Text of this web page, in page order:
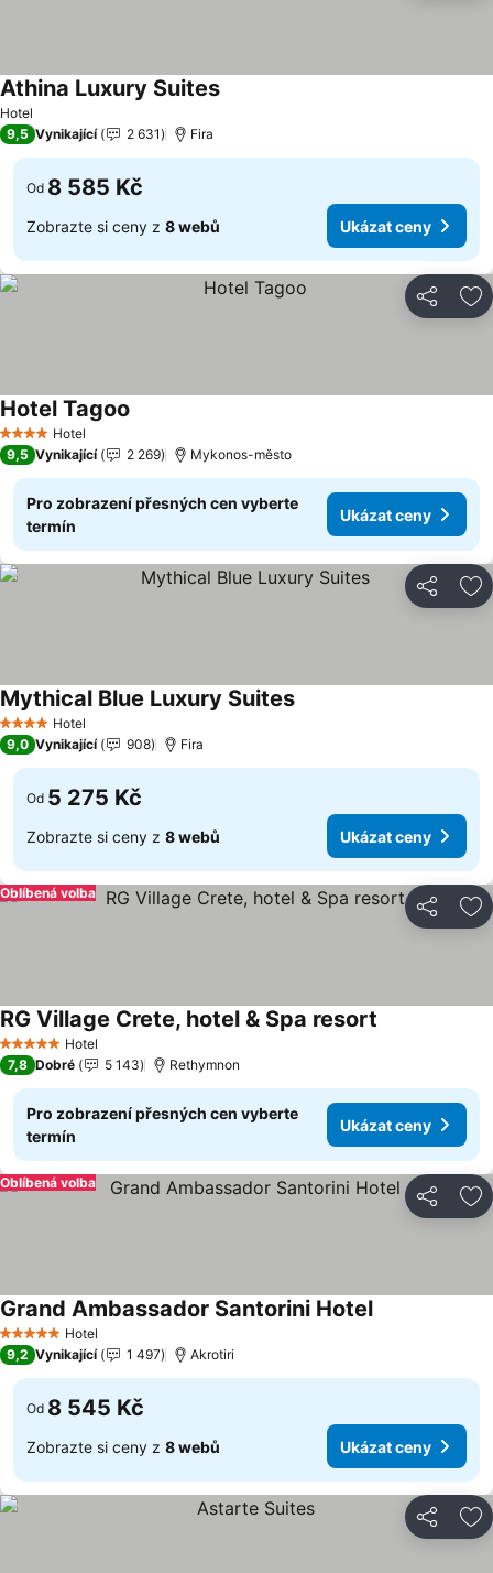
Hotel
Athina Luxury SuitesUkázat ceny
9,5 Vynikající 2 631 Fira
Od 8 585 Kč
Zobrazte si ceny z 8 webů Ukázat ceny
Sdílet
4 Počet hvězdiček
Hotel
Hotel Tagoo
9,5 Vynikající 2 269 Mykonos-město
Pro zobrazení přesných cen vyberte
termín
Ukázat ceny
Sdílet
4 Počet hvězdiček
Hotel
Mythical Blue Luxury SuitesUkázat ceny
9,0 Vynikající 908 Fira
Od 5 275 Kč
Zobrazte si ceny z 8 webů Ukázat ceny
Sdílet
Oblíbená volba
5 Počet hvězdiček
Hotel
RG Village Crete, hotel & Spa resort
7,8 Dobré 5 143 Rethymnon
Pro zobrazení přesných cen vyberte
termín
Ukázat ceny
Sdílet
Oblíbená volba
5 Počet hvězdiček
Hotel
Grand Ambassador Santorini HotelUkázat ceny
9,2 Vynikající 1 497 Akrotiri
Od 8 545 Kč
Zobrazte si ceny z 8 webů Ukázat ceny
Sdílet